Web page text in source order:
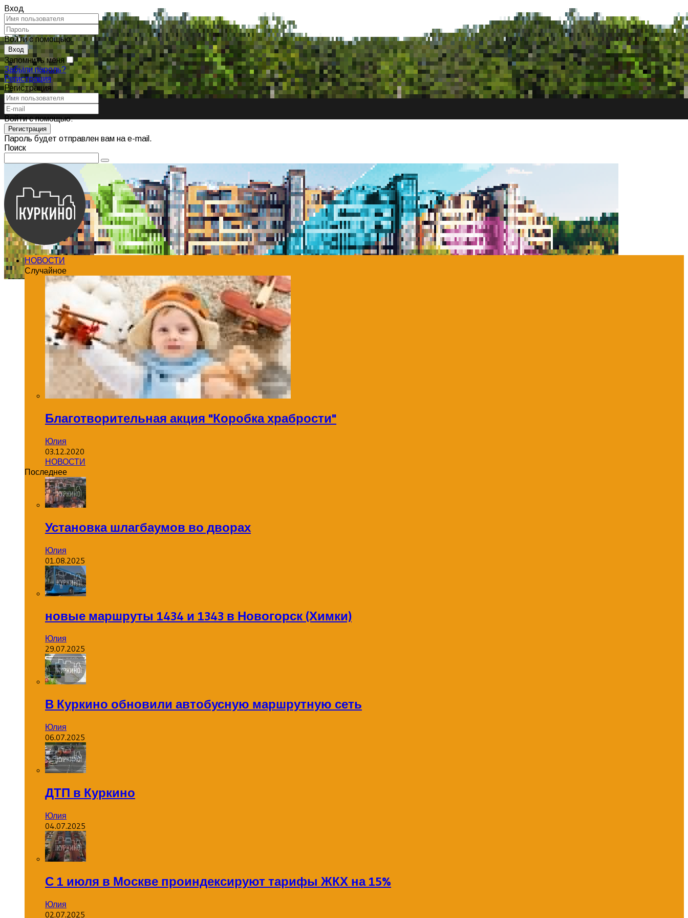
Вход
Войти с помощью:
Запомнить меня
Забыли пароль?
Регистрация
Регистрация
Войти с помощью:
Пароль будет отправлен вам на e-mail.
Поиск
НОВОСТИ
Случайное
Благотворительная акция "Коробка храбрости"
Юлия
03.12.2020
НОВОСТИ
Последнее
Установка шлагбаумов во дворах
Юлия
01.08.2025
новые маршруты 1434 и 1343 в Новогорск (Химки)
Юлия
29.07.2025
В Куркино обновили автобусную маршрутную сеть
Юлия
06.07.2025
ДТП в Куркино
Юлия
04.07.2025
С 1 июля в Москве проиндексируют тарифы ЖКХ на 15%
Юлия
02.07.2025